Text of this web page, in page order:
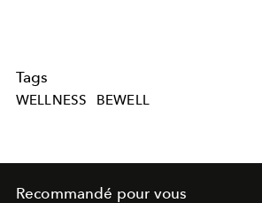
Tags
WELLNESS BEWELL
Recommandé pour vous